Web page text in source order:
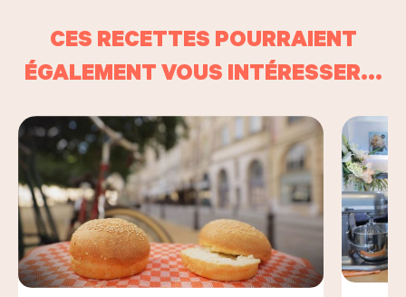
CES RECETTES POURRAIENT
ÉGALEMENT VOUS INTÉRESSER...